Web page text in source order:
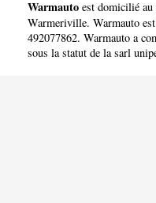
Warmauto est domicilié
Warmeriville. Warmauto
492077862. Warmauto a
sous la statut de la sarl